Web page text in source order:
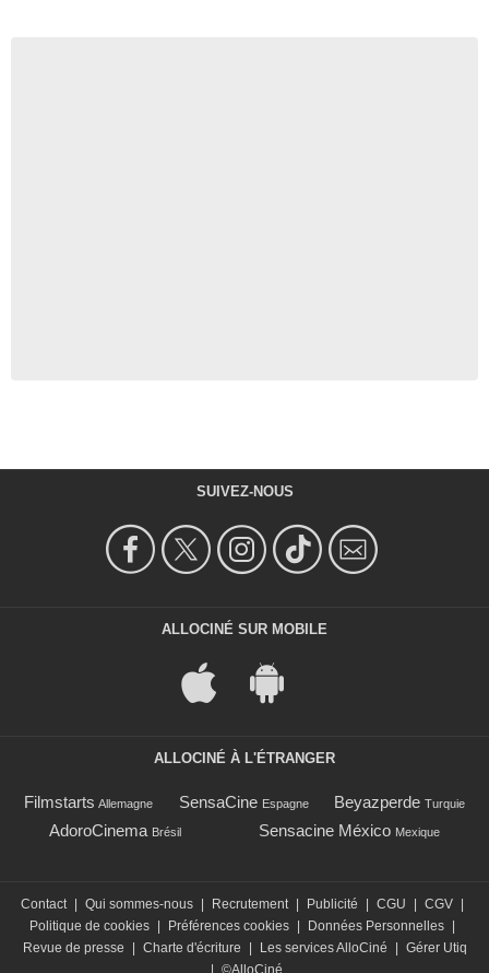
SUIVEZ-NOUS
ALLOCINÉ SUR MOBILE
ALLOCINÉ À L'ÉTRANGER
Filmstarts Allemagne SensaCine Espagne Beyazperde Turquie
AdoroCinema Brésil Sensacine México Mexique
Contact | Qui sommes-nous | Recrutement | Publicité | CGU | CGV |
Politique de cookies | Préférences cookies | Données Personnelles |
Revue de presse
| Charte d'écriture | Les services AlloCiné | Gérer Utiq
| ©AlloCiné